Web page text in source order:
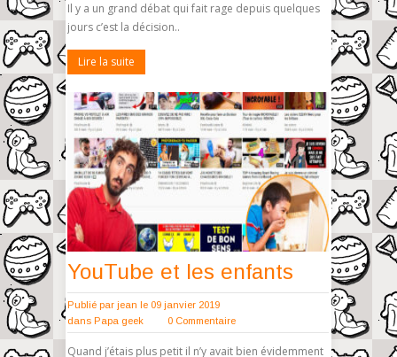
Il y a un grand débat qui fait rage depuis quelques
jours c’est la décision..
Lire la suite
YouTube et les enfants
Publié par jean le 09 janvier 2019
dans Papa geek 0 Commentaire
Quand j’étais plus petit il n’y avait bien évidemment